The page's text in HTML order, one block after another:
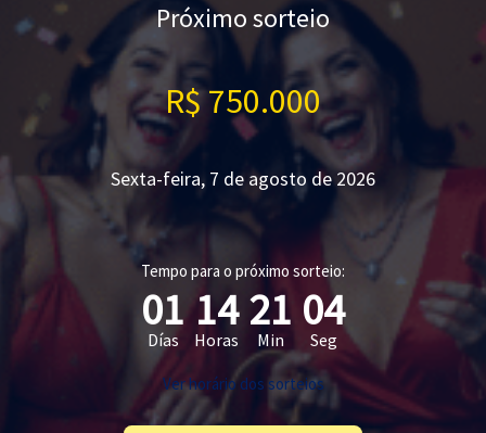
Próximo sorteio
R$ 750.000
Sexta-feira, 7 de agosto de 2026
Tempo para o próximo sorteio:
01
Días
14
Horas
21
Min
03
Seg
Ver horário dos sorteios